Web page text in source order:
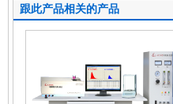
跟此产品相关的产品